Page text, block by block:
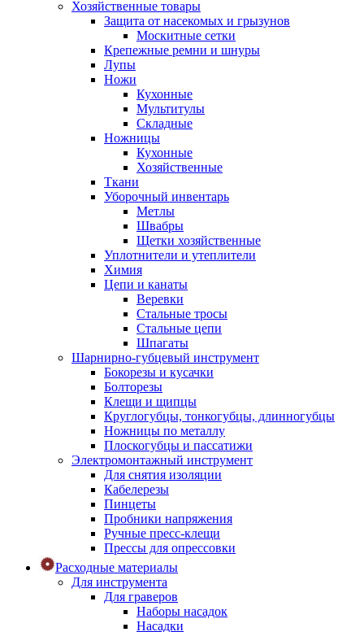
Хозяйственные товары
Защита от насекомых и грызунов
Москитные сетки
Крепежные ремни и шнуры
Лупы
Ножи
Кухонные
Мультитулы
Складные
Ножницы
Кухонные
Хозяйственные
Ткани
Уборочный инвентарь
Метлы
Швабры
Щетки хозяйственные
Уплотнители и утеплители
Химия
Цепи и канаты
Веревки
Стальные тросы
Стальные цепи
Шпагаты
Шарнирно-губцевый инструмент
Бокорезы и кусачки
Болторезы
Клещи и щипцы
Круглогубцы, тонкогубцы, длинногубцы
Ножницы по металлу
Плоскогубцы и пассатижи
Электромонтажный инструмент
Для снятия изоляции
Кабелерезы
Пинцеты
Пробники напряжения
Ручные пресс-клещи
Прессы для опрессовки
Расходные материалы
Для инструмента
Для граверов
Наборы насадок
Насадки